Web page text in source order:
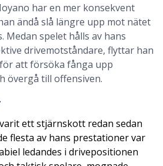
har en mer konsekvent
ändå slå längre upp mot nätet
Medan spelet hålls av hans
drivemotståndare, flyttar han
att försöka fånga upp
övergå till offensiven.
ett stjärnskott redan sedan
flesta av hans prestationer var
ledandes i drivepositionen